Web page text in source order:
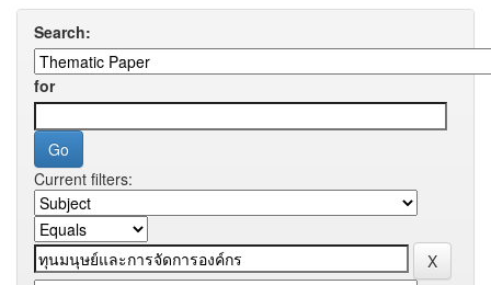
Search:
for
Current filters: